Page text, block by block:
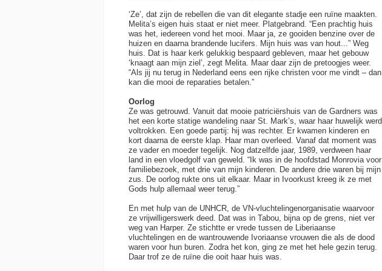
‘Ze’, dat zijn de rebellen die van dit elegante stadje een ruïne maakten.
Melita’s eigen huis staat er niet meer. Platgebrand. “Een prachtig huis
was het, iedereen vond het mooi. Maar ja, ze gooiden benzine over de
huizen en daarna brandende lucifers. Mijn huis was van hout...” Weg
huis. Dat is haar kerk gelukkig bespaard gebleven, maar het gebouw
‘knaagt aan mijn ziel’, zegt Melita. Maar daar zijn de pretoogjes weer.
“Als jij nu terug in Nederland eens een rijke christen voor me vindt – dan
kan die mooi de reparaties betalen.”
Oorlog
Ze was getrouwd. Vanuit dat mooie patriciërshuis van de Gardners was
het een korte statige wandeling naar St. Mark’s, waar haar huwelijk werd
voltrokken. Een goede partij: hij was rechter. Er kwamen kinderen en
kort daarna de eerste klap. Haar man overleed. Vanaf dat moment was
ze vader en moeder tegelijk. Nog datzelfde jaar, 1989, verdween haar
land in een vloedgolf van geweld. “Ik was in de hoofdstad Monrovia voor
familiebezoek, met drie van mijn kinderen. De andere drie waren bij mijn
zus. De oorlog rukte ons uit elkaar. Maar in Ivoorkust kreeg ik ze met
Gods hulp allemaal weer terug.”
En met hulp van de UNHCR, de VN-vluchtelingenorganisatie waarvoor
ze vrijwilligerswerk deed. Dat was in Tabou, bijna op de grens, niet ver
weg van Harper. Ze stichtte er vrede tussen de Liberiaanse
vluchtelingen en de wantrouwende Ivoriaanse vrouwen die als de dood
waren voor hun buren. Zodra het kon, ging ze met het hele gezin terug.
Daar trof ze de ruïne die ooit haar huis was.